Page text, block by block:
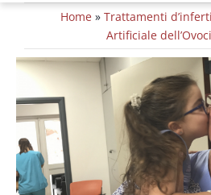
Ringiovanimento & Fertilità
IV Trattamenti
Info
Contatta ci
Home» Trattamenti
Artificiale